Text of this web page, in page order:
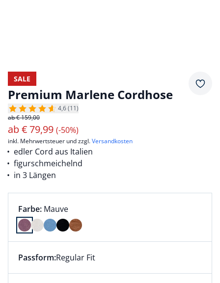
SALE
Premium Marlene Cordhose
4,6 (11)
ab € 159,00
ab€ 79,99 (-50%)
inkl. Mehrwertsteuer und zzgl.Versandkosten
edler Cord aus Italien
figurschmeichelnd
in 3 Längen
Farbauswahl:
Farbe: aktuell ausgewählt:
Mauve
Farbe Mauve ausgewählt
Dieser Artikel hat die Passform Regular Fit. für
Passform:Regular Fit